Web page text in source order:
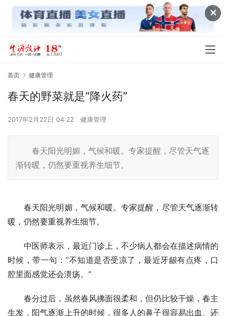
✕
首页 健康管理
春天的野菜就是“降火药”
2017年2月22日 04:22 健康管理
春天阳光明媚，气候和暖。专家提醒，尽管天气逐
渐转暖，仍然要重视养生细节。
春天阳光明媚，气候和暖。专家提醒，尽管天气逐渐转
暖，仍然要重视养生细节。
中医师表示，最近门诊上，不少病人都会在描述病情的
时候，带一句：“不知道是否受凉了，最近牙龈有点疼，口
腔里面感觉还会溃疡。”
春分过后，虽然春风拂面很柔和，但仍比较干燥，春主
生发，阳气逐渐上升的时候，很多人的鼻子很容易出血、还